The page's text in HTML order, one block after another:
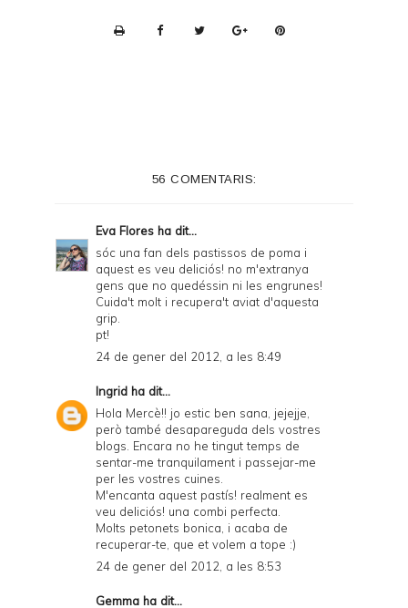
r
i
e
d
y
a
n
d
P
D
F
56 COMENTARIS:
Eva Flores ha dit...
sóc una fan dels pastissos de poma i
aquest es veu deliciós! no m'extranya
gens que no quedéssin ni les engrunes!
Cuida't molt i recupera't aviat d'aquesta
grip.
pt!
24 de gener del 2012, a les 8:49
Ingrid ha dit...
Hola Mercè!! jo estic ben sana, jejejje,
però també desapareguda dels vostres
blogs. Encara no he tingut temps de
sentar-me tranquilament i passejar-me
per les vostres cuines.
M'encanta aquest pastís! realment es
veu deliciós! una combi perfecta.
Molts petonets bonica, i acaba de
recuperar-te, que et volem a tope :)
24 de gener del 2012, a les 8:53
Gemma ha dit...